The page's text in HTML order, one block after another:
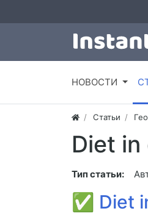
НОВОСТИ
Статьи
Diet
Тип статьи:
✅ Diet